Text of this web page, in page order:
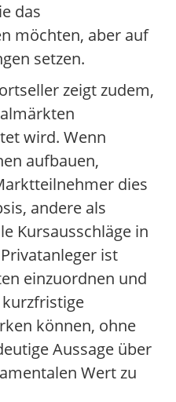
das
möchten, aber auf
setzen.
zeigt zudem,
wird. Wenn
aufbauen,
dies
andere als
Kursausschläge in
ist
einzuordnen und
kurzfristige
können, ohne
Aussage über
Wert zu